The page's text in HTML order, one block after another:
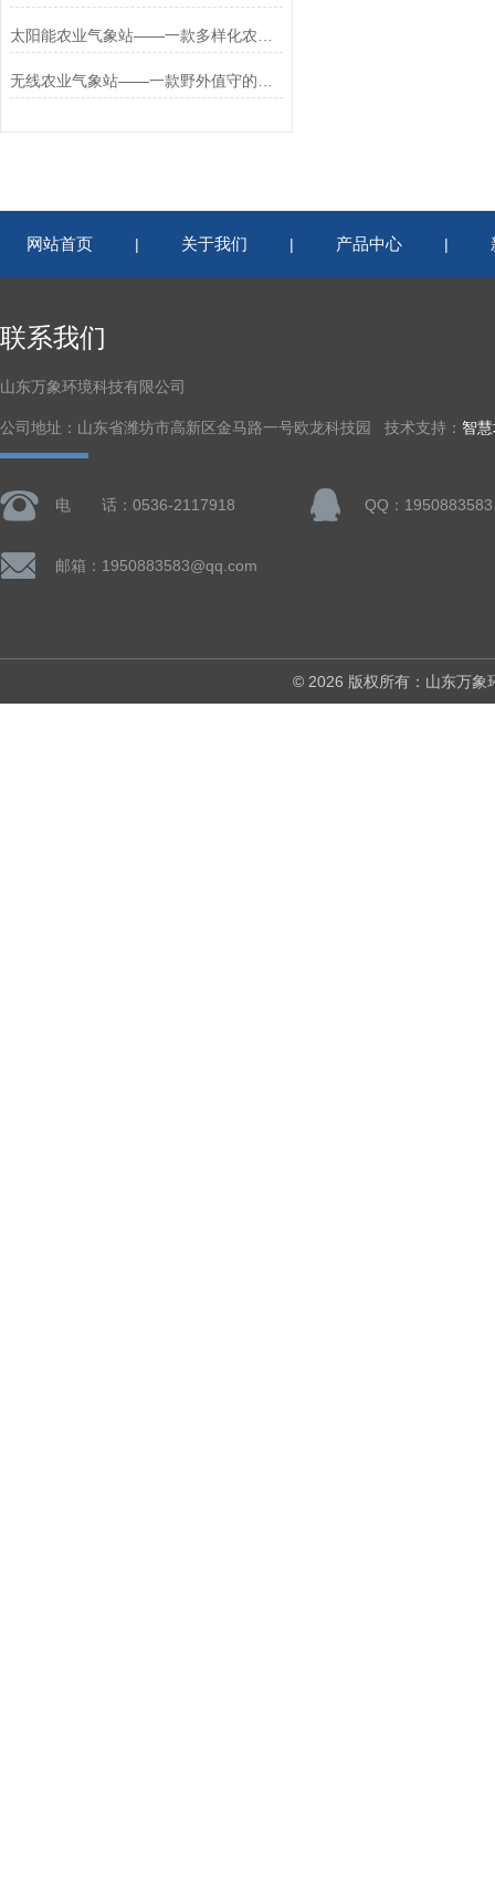
网站首页 | 关于我们 | 产品中心 |
联系我们
山东万象环境科技有限公司
公司地址：山东省潍坊市高新区金马路一号欧龙科技园 技术支持： 智
电 话：0536-2117918 QQ：1950883583
邮箱：1950883583@qq.com
© 2026 版权所有：山东万